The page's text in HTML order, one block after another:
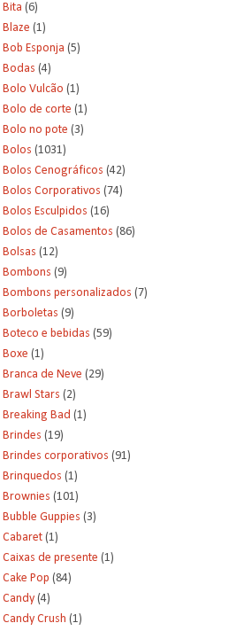
Bita (6)
Blaze (1)
Bob Esponja (5)
Bodas (4)
Bolo Vulcão (1)
Bolo de corte (1)
Bolo no pote (3)
Bolos (1031)
Bolos Cenográficos (42)
Bolos Corporativos (74)
Bolos Esculpidos (16)
Bolos de Casamentos (86)
Bolsas (12)
Bombons (9)
Bombons personalizados (7)
Borboletas (9)
Boteco e bebidas (59)
Boxe (1)
Branca de Neve (29)
Brawl Stars (2)
Breaking Bad (1)
Brindes (19)
Brindes corporativos (91)
Brinquedos (1)
Brownies (101)
Bubble Guppies (3)
Cabaret (1)
Caixas de presente (1)
Cake Pop (84)
Candy (4)
Candy Crush (1)